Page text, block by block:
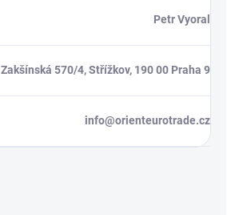
Petr Vyoral
Zakšínská 570/4, Střížkov, 190 00 Praha 9
info@orienteurotrade.cz